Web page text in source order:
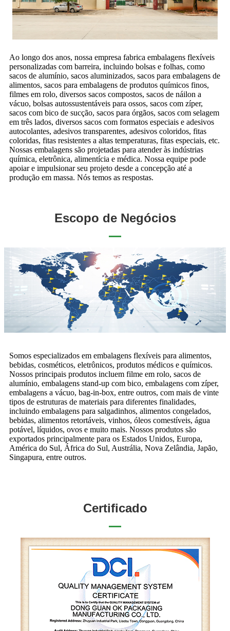
Ao longo dos anos, nossa empresa fabrica embalagens flexíveis
personalizadas com barreira, incluindo bolsas e folhas, como
sacos de alumínio, sacos aluminizados, sacos para embalagens de
alimentos, sacos para embalagens de produtos químicos finos,
filmes em rolo, diversos sacos compostos, sacos de náilon a
vácuo, bolsas autossustentáveis ​​para ossos, sacos com zíper,
sacos com bico de sucção, sacos para órgãos, sacos com selagem
em três lados, diversos sacos com formatos especiais e adesivos
autocolantes, adesivos transparentes, adesivos coloridos, fitas
coloridas, fitas resistentes a altas temperaturas, fitas especiais, etc.
Nossas embalagens são projetadas para atender às indústrias
química, eletrônica, alimentícia e médica. Nossa equipe pode
apoiar e impulsionar seu projeto desde a concepção até a
produção em massa. Nós temos as respostas.
Escopo de Negócios
Somos especializados em embalagens flexíveis para alimentos,
bebidas, cosméticos, eletrônicos, produtos médicos e químicos.
Nossos principais produtos incluem filme em rolo, sacos de
alumínio, embalagens stand-up com bico, embalagens com zíper,
embalagens a vácuo, bag-in-box, entre outros, com mais de vinte
tipos de estruturas de materiais para diferentes finalidades,
incluindo embalagens para salgadinhos, alimentos congelados,
bebidas, alimentos retortáveis, vinhos, óleos comestíveis, água
potável, líquidos, ovos e muito mais. Nossos produtos são
exportados principalmente para os Estados Unidos, Europa,
América do Sul, África do Sul, Austrália, Nova Zelândia, Japão,
Singapura, entre outros.
Certificado